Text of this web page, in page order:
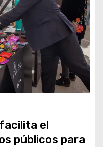
el
públicos para